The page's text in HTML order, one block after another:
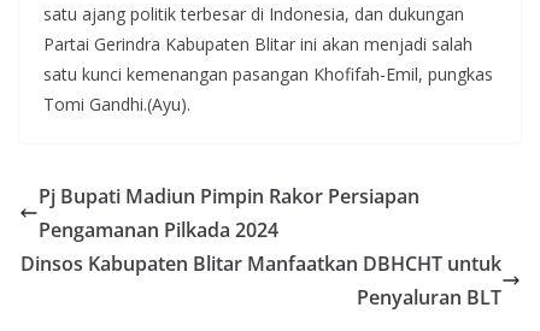
satu ajang politik terbesar di Indonesia, dan dukungan
Partai Gerindra Kabupaten Blitar ini akan menjadi salah
satu kunci kemenangan pasangan Khofifah-Emil, pungkas
Tomi Gandhi.(Ayu).
Pj Bupati Madiun Pimpin Rakor Persiapan
Pengamanan Pilkada 2024
Dinsos Kabupaten Blitar Manfaatkan DBHCHT untuk
Penyaluran BLT